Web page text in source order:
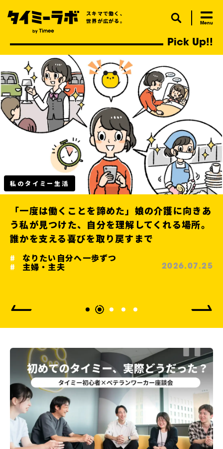
スキマで働く、
世界が広がる。
Pick Up!!
私のタイミー生活
「ずっと諦めていた調理の夢が叶った」——工
場勤務15年から、ホテルの調理スタッフへの
転職ストーリー
なりたい自分へ一歩ずつ